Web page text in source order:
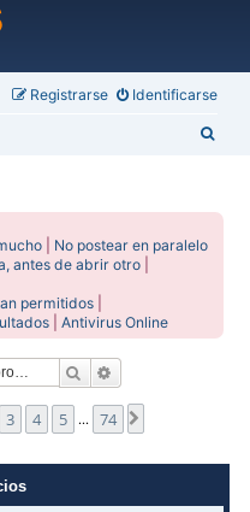
Identificarse
Registrarse
No postear en paralelo
antes de abrir otro
permitidos
|Antivirus Online
Buscar
74
3 4 5 … 74